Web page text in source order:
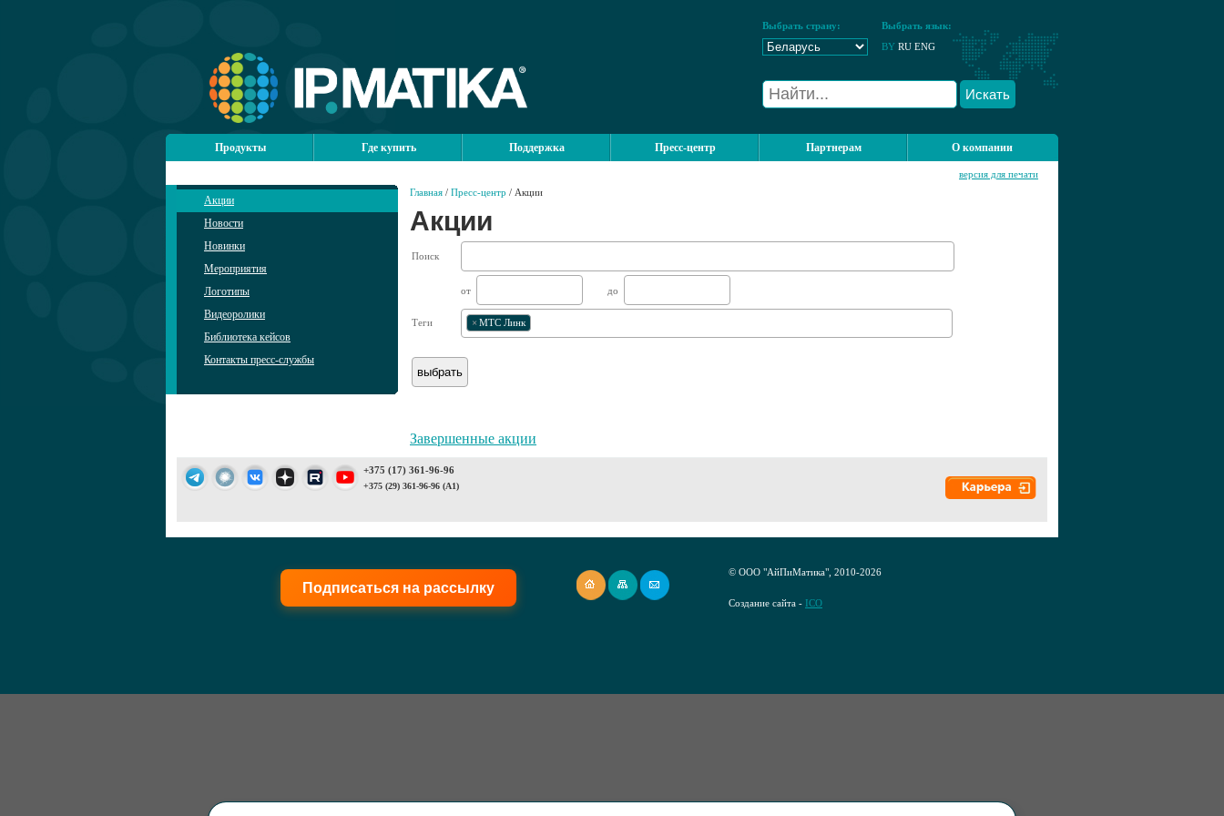
Выбрать страну:
Выбрать язык:
BY RU ENG
Искать
Продукты Где купить Поддержка Пресс-центр Партнерам О компании
Акции
Новости
Новинки
Мероприятия
Логотипы
Видеоролики
Библиотека кейсов
Контакты пресс-службы
Главная / Пресс-центр / Акции
версия для печати
Акции
Поиск
от до
Теги × МТС Линк
Завершенные акции
+375 (17) 361-96-96
+375 (29) 361-96-96 (A1)
Подписаться на рассылку
© ООО "АйПиМатика", 2010-2026
Создание сайта - ICO